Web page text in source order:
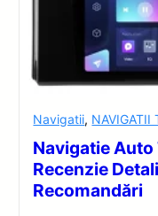
Navigatii, NAVIGATII
Navigatie Auto
Recenzie
Recomandări